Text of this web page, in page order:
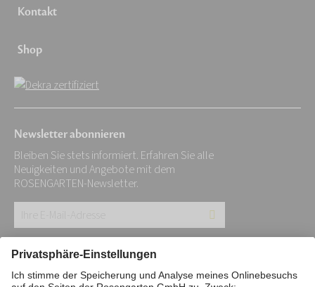
Kontakt
Shop
Newsletter abonnieren
Bleiben Sie stets informiert. Erfahren Sie alle
Neuigkeiten und Angebote mit dem
ROSENGARTEN-Newsletter.
E-
Mail-
Adresse:
Impressum Datenschutz Stiftung